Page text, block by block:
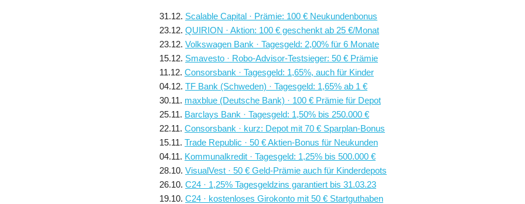
31.12. Scalable Capital · Prämie: 100 € Neukundenbonus
23.12. QUIRION · Aktion: 100 € geschenkt ab 25 €/Monat
23.12. Volkswagen Bank · Tagesgeld: 2,00% für 6 Monate
15.12. Smavesto · Robo-Advisor-Testsieger: 50 € Prämie
11.12. Consorsbank · Tagesgeld: 1,65%, auch für Kinder
04.12. TF Bank (Schweden) · Tagesgeld: 1,65% ab 1 €
30.11. maxblue (Deutsche Bank) · 100 € Prämie für Depot
25.11. Barclays Bank · Tagesgeld: 1,50% bis 250.000 €
22.11. Consorsbank · kurz: Depot mit 70 € Sparplan-Bonus
15.11. Trade Republic · 50 € Aktien-Bonus für Neukunden
04.11. Kommunalkredit · Tagesgeld: 1,25% bis 500.000 €
28.10. VisualVest · 50 € Geld-Prämie auch für Kinderdepots
26.10. C24 · 1,25% Tagesgeldzins garantiert bis 31.03.23
19.10. C24 · kostenloses Girokonto mit 50 € Startguthaben